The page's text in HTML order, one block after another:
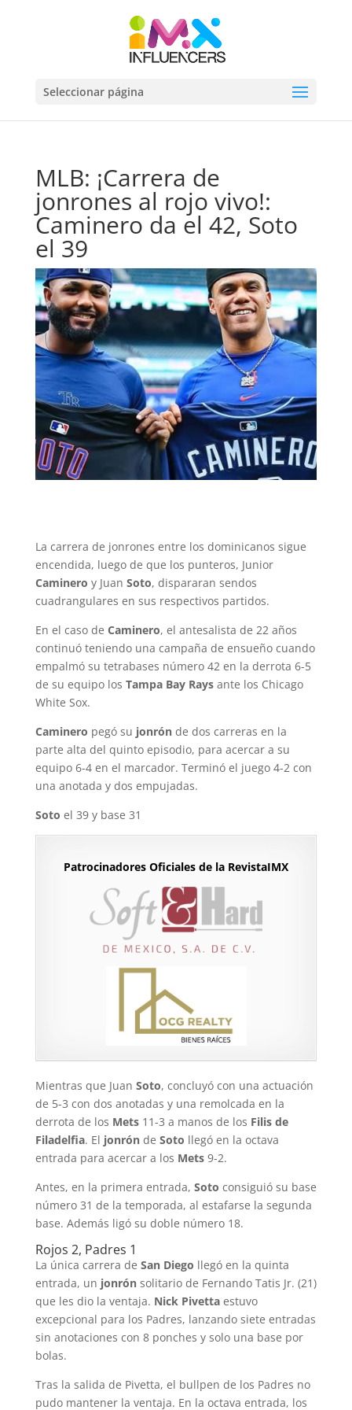
Seleccionar página
MLB: ¡Carrera de
jonrones al rojo vivo!:
Caminero da el 42, Soto
el 39
La carrera de jonrones entre los dominicanos sigue
encendida, luego de que los punteros, Junior
Caminero y Juan Soto, dispararan sendos
cuadrangulares en sus respectivos partidos.
En el caso de Caminero, el antesalista de 22 años
continuó teniendo una campaña de ensueño cuando
empalmó su tetrabases número 42 en la derrota 6-5
de su equipo los Tampa Bay Raysante los Chicago
White Sox.
Caminero pegó su jonrónde dos carreras en la
parte alta del quinto episodio, para acercar a su
equipo 6-4 en el marcador. Terminó el juego 4-2 con
una anotada y dos empujadas.
Soto el 39 y base 31
Patrocinadores Oficiales de la RevistaIMX
Mientras que Juan Soto, concluyó con una actuación
de 5-3 con dos anotadas y una remolcada en la
derrota de los Mets11-3 a manos de los Filis de
Filadelfia. El jonrónde Soto llegó en la octava
entrada para acercar a los Mets9-2.
Antes, en la primera entrada, Soto consiguió su base
número 31 de la temporada, al estafarse la segunda
base. Además ligó su doble número 18.
Rojos 2, Padres 1
La única carrera de San Diego llegó en la quinta
entrada, un jonrónsolitario de Fernando Tatis Jr. (21)
que les dio la ventaja. Nick Pivettaestuvo
excepcional para los Padres, lanzando siete entradas
sin anotaciones con 8 ponches y solo una base por
bolas.
Tras la salida de Pivetta, el bullpen de los Padres no
pudo mantener la ventaja. En la octava entrada, los